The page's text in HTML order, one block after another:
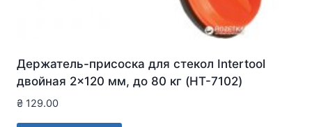
Держатель-присоска для стекол Intertool
двойная 2×120 мм, до 80 кг (HT-7102)
₴ 129.00